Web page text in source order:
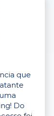
que
Do